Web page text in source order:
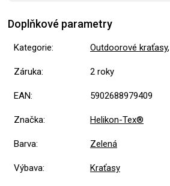
Doplňkové parametry
Kategorie: Outdoorové kraťasy,
Záruka: 2 roky
EAN: 5902688979409
Značka: Helikon-Tex®
Barva: Zelená
Výbava: Kraťasy